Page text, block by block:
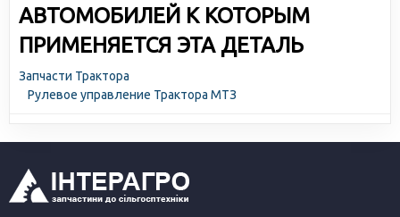
АВТОМОБИЛЕЙ К КОТОРЫМ
ПРИМЕНЯЕТСЯ ЭТА ДЕТАЛЬ
Запчасти Трактора
Рулевое управление Трактора МТЗ